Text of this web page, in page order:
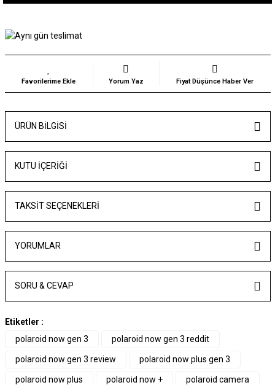
Yorum Yaz Fiyat Düşünce Haber Ver
ÜRÜN BILGISI
KUTU İÇERİĞİ
TAKSIT SEÇENEKLERI
YORUMLAR
SORU & CEVAP
Etiketler :
polaroid now gen 3
polaroid now gen 3 reddit
polaroid now gen 3 review polaroid now plus gen 3
polaroid now plus polaroid now + polaroid camera